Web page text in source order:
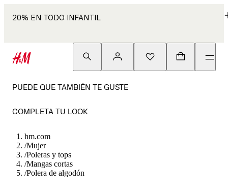
20% EN TODO INFANTIL
PUEDE QUE TAMBIÉN TE GUSTE
COMPLETA TU LOOK
hm.com
/Mujer
/Poleras y tops
/Mangas cortas
/Polera de algodón